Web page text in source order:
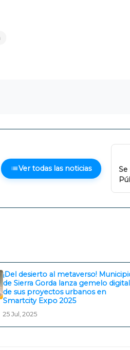
Ver todas las noticias
Se
¡Del desierto al metaverso!
de Sierra Gorda lanza gemelo digital
de sus proyectos urbanos en
Smartcity Expo 2025
25 Jul, 2025